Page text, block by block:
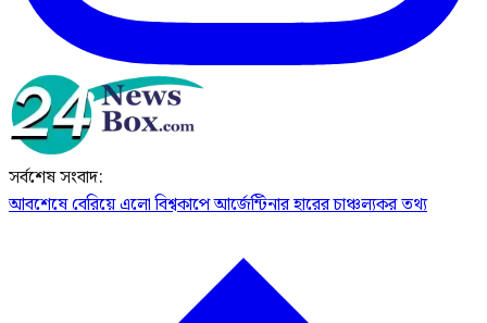
সর্বশেষ সংবাদ:
আবশেষে বেরিয়ে এলো বিশ্বকাপে আর্জেন্টিনার হারের চাঞ্চল্যকর তথ্য